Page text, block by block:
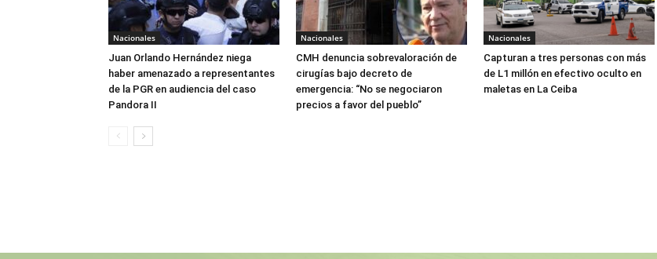
Nacionales
Juan Orlando Hernández niega
haber amenazado a representantes
de la PGR en audiencia del caso
Pandora II
Nacionales
CMH denuncia sobrevaloración de
cirugías bajo decreto de
emergencia: “No se negociaron
precios a favor del pueblo”
Nacionales
Capturan a tres personas con más
de L1 millón en efectivo oculto en
maletas en La Ceiba